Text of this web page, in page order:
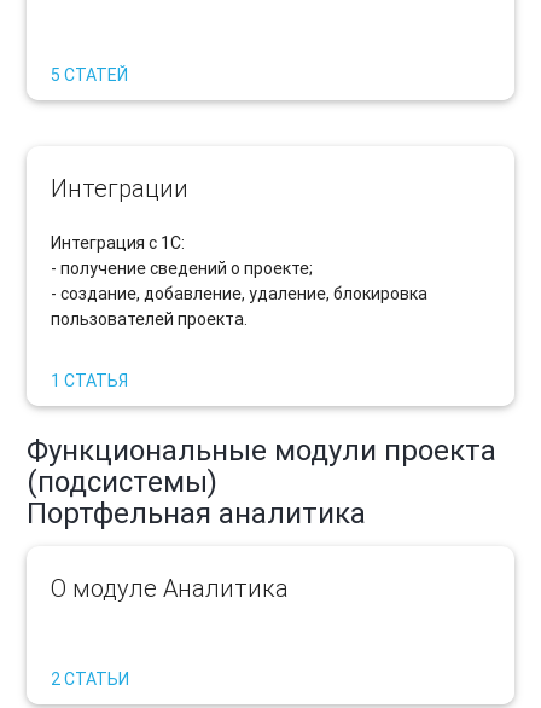
5 СТАТЕЙ
Интеграции
Интеграция с 1С:
- получение сведений о проекте;
- создание, добавление, удаление, блокировка
пользователей проекта.
1 СТАТЬЯ
Функциональные модули проекта
(подсистемы)
Портфельная аналитика
О модуле Аналитика
2 СТАТЬИ